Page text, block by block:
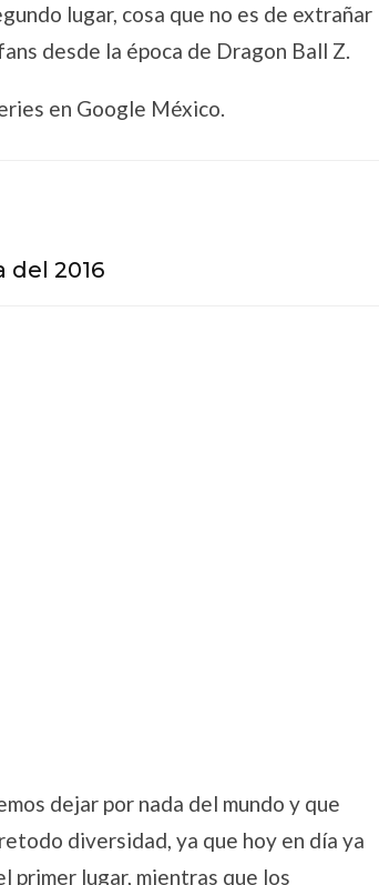
lugar, cosa que no es de extrañar
desde la época de Dragon Ball Z.
en Google México.
del 2016
dejar por nada del mundo y que
diversidad, ya que hoy en día ya
primer lugar, mientras que los